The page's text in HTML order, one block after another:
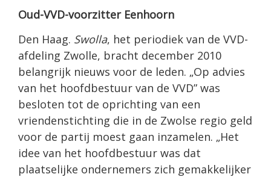
Oud-VVD-voorzitter Eenhoorn
Den Haag. Swolla, het periodiek van de VVD-
afdeling Zwolle, bracht december 2010
belangrijk nieuws voor de leden. „Op advies
van het hoofdbestuur van de VVD” was
besloten tot de oprichting van een
vriendenstichting die in de Zwolse regio geld
voor de partij moest gaan inzamelen. „Het
idee van het hoofdbestuur was dat
plaatselijke ondernemers zich gemakkelijker